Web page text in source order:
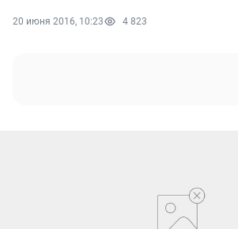
20 июня 2016, 10:23 4 823